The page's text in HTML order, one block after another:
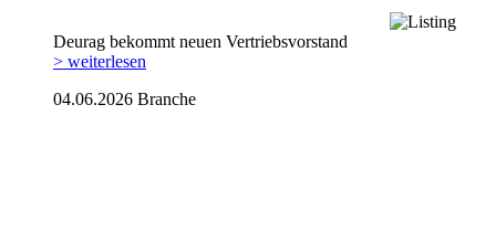
Deurag bekommt neuen Vertriebsvorstand
> weiterlesen
04.06.2026 Branche